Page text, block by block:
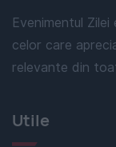
Evenimentul
celor care
relevante din
Utile